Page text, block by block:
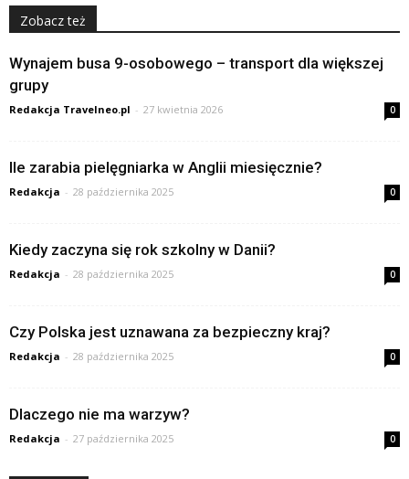
Zobacz też
Wynajem busa 9-osobowego – transport dla większej
grupy
Redakcja Travelneo.pl - 27 kwietnia 2026 0
Ile zarabia pielęgniarka w Anglii miesięcznie?
Redakcja - 28 października 2025 0
Kiedy zaczyna się rok szkolny w Danii?
Redakcja - 28 października 2025 0
Czy Polska jest uznawana za bezpieczny kraj?
Redakcja - 28 października 2025 0
Dlaczego nie ma warzyw?
Redakcja - 27 października 2025 0